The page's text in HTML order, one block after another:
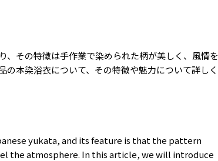
、その特徴は手作業で染められた柄が美しく、風情を
本染浴衣について、その特徴や魅力について詳しく
yukata, and its feature is that the pattern
the atmosphere. In this article, we will introduce